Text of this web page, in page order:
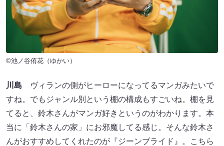
©池ノ谷侑花（ゆかい）
川島 ヴィランの側がヒーローになってるマンガみたいで
すね。でもジャンル別という棚の構成もすごいね。棚を見
てると、鈴木さんがマンガ好きというのがわかります。本
当に「鈴木さんの家」にお邪魔してる感じ。そんな鈴木さ
んがおすすめしてくれたのが『ジーンブライド』。こちら